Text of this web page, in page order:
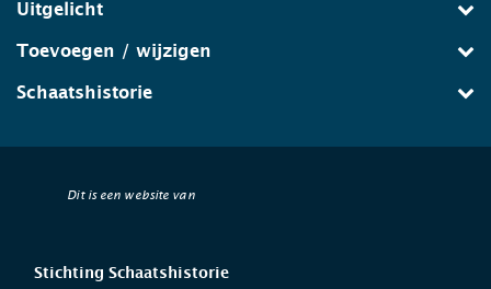
Uitgelicht
Toevoegen / wijzigen
Schaatshistorie
Dit is een website van
Stichting Schaatshistorie